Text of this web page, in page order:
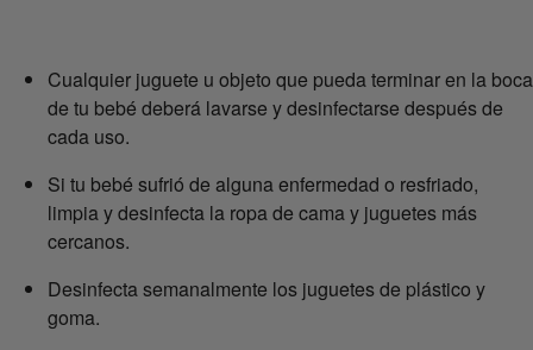
Cualquier juguete u objeto que pueda terminar en la boca
de tu bebé deberá lavarse y desinfectarse después de
cada uso.
Si tu bebé sufrió de alguna enfermedad o resfriado,
limpia y desinfecta la ropa de cama y juguetes más
cercanos.
Desinfecta semanalmente los juguetes de plástico y
goma.